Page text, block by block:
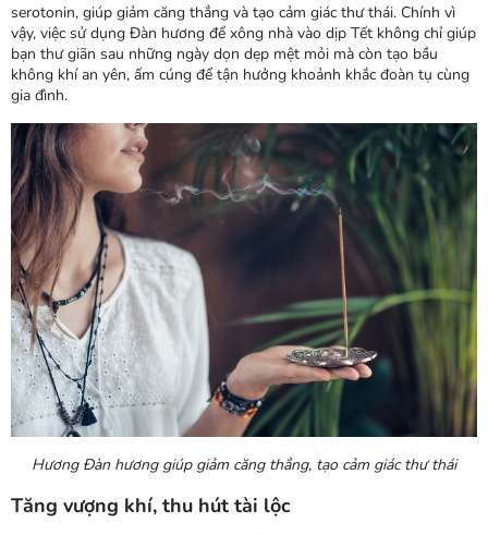
serotonin, giúp giảm căng thẳng và tạo cảm giác thư thái. Chính vì
vậy, việc sử dụng Đàn hương để xông nhà vào dịp Tết không chỉ giúp
bạn thư giãn sau những ngày dọn dẹp mệt mỏi mà còn tạo bầu
không khí an yên, ấm cúng để tận hưởng khoảnh khắc đoàn tụ cùng
gia đình.
Hương Đàn hương giúp giảm căng thẳng, tạo cảm giác thư thái
Tăng vượng khí, thu hút tài lộc